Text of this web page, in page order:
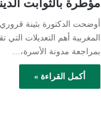
مؤطرة بالثوابت
أوضحت الدكتورة بثينة
المغربية أهم التعديلات التي
بمراجعة مدونة الأسرة،…
أكمل القراءة »